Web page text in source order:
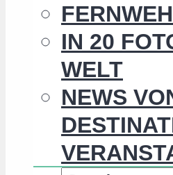
IN 20
WELT
NEWS